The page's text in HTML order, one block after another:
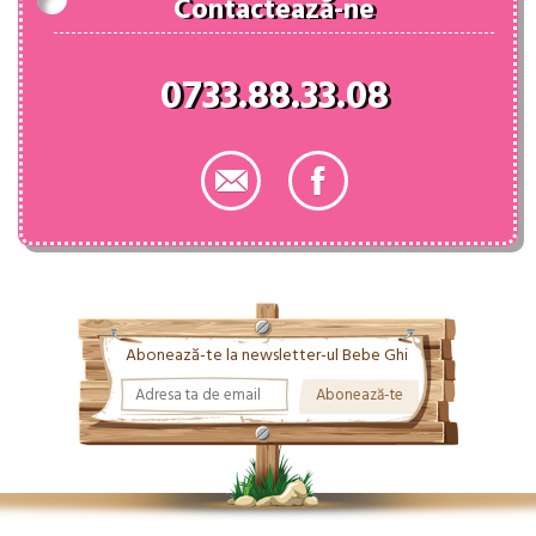
Contactează-ne
0733.88.33.08
Abonează-te la newsletter-ul Bebe Ghi